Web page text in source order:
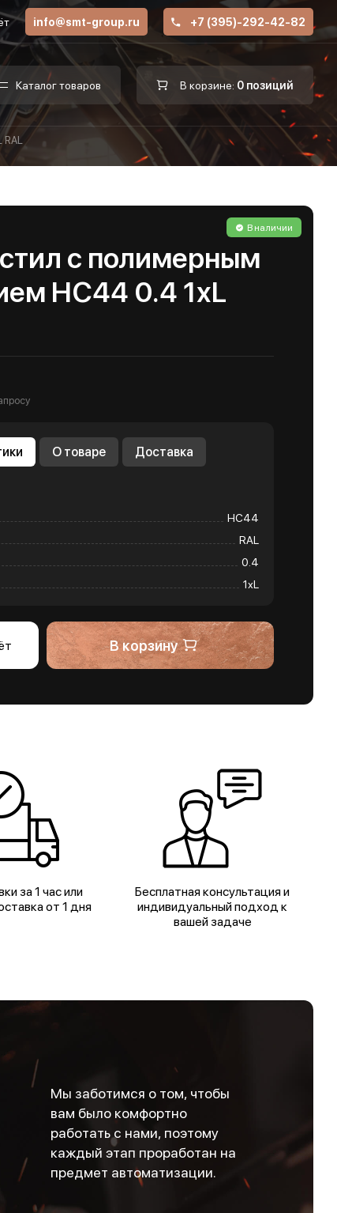
info@smt-group.ru +7 (395)-292-42-82
Каталог товаров В корзине: 0 позиций
RAL
В наличии
с полимерным
НС44 0.4 1хL
О товаре Доставка
НС44
RAL
0.4
1хL
В корзину
за 1 час или
от 1 дня
Бесплатная консультация и
индивидуальный подход к
вашей задаче
Мы заботимся о том, чтобы
вам было комфортно
работать с нами, поэтому
каждый этап проработан на
предмет автоматизации.